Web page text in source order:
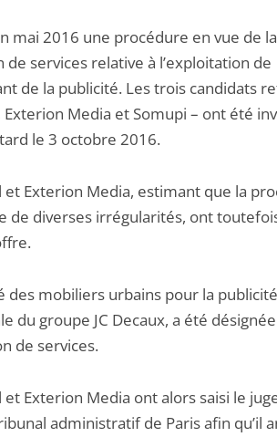
mai 2016 une procédure en vue de la
de services relative à l’exploitation de
de la publicité. Les trois candidats
Media et Somupi – ont été
le 3 octobre 2016.
et Exterion Media, estimant que la
de diverses irrégularités, ont
des mobiliers urbains pour la
du groupe JC Decaux, a été
de services.
Exterion Media ont alors saisi le
administratif de Paris afin qu’il